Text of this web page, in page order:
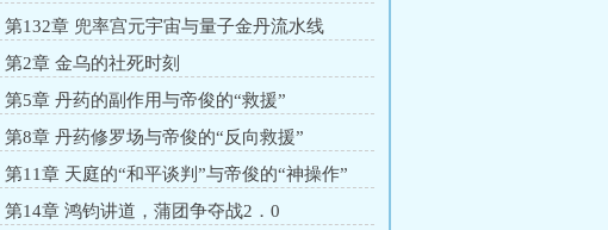
第132章 兜率宫元宇宙与量子金丹流水线
第2章 金乌的社死时刻
第5章 丹药的副作用与帝俊的“救援”
第8章 丹药修罗场与帝俊的“反向救援”
第11章 天庭的“和平谈判”与帝俊的“神操作”
第14章 鸿钧讲道，蒲团争夺战2．0